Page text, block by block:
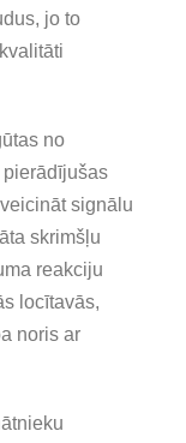
jo to
no
signālu
skrimšļu
reakciju
locītavās,
noris ar